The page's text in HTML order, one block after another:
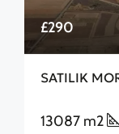
£290
SATILIK
13087 m2